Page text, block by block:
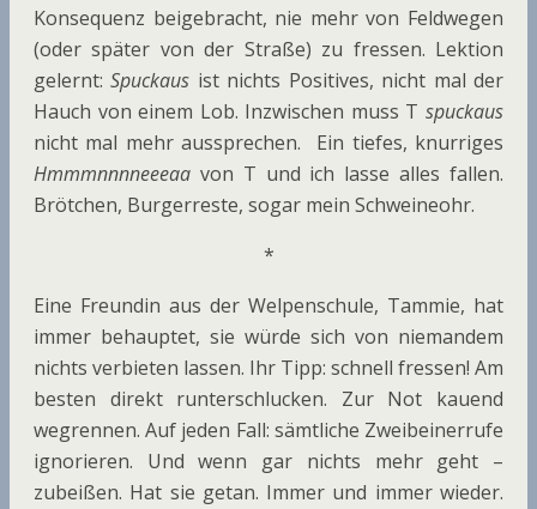
Konsequenz beigebracht, nie mehr von Feldwegen
(oder später von der Straße) zu fressen. Lektion
gelernt:Spuckaus ist nichts Positives, nicht mal der
Hauch von einem Lob. Inzwischen muss T spuckaus
nicht mal mehr aussprechen. Ein tiefes, knurriges
Hmmmnnnneeeaa von T und ich lasse alles fallen.
Brötchen, Burgerreste, sogar mein Schweineohr.
*
Eine Freundin aus der Welpenschule, Tammie, hat
immer behauptet, sie würde sich von niemandem
nichts verbieten lassen. Ihr Tipp: schnell fressen! Am
besten direkt runterschlucken. Zur Not kauend
wegrennen. Auf jeden Fall: sämtliche Zweibeinerrufe
ignorieren. Und wenn gar nichts mehr geht –
zubeißen. Hat sie getan. Immer und immer wieder.